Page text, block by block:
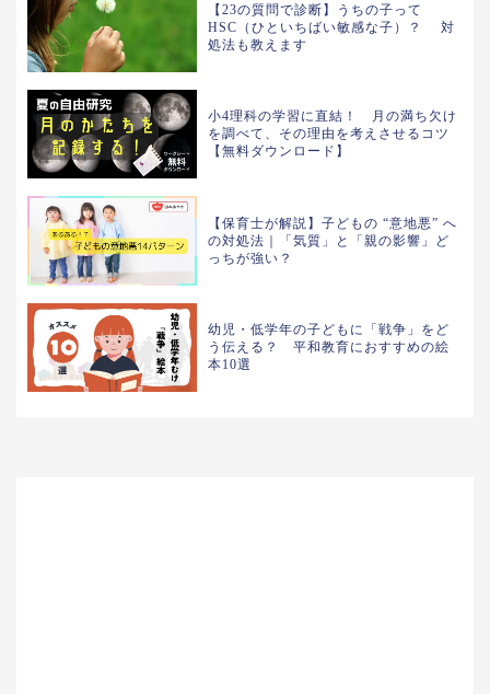
【23の質問で診断】うちの子って
HSC（ひといちばい敏感な子）？ 対
処法も教えます
小4理科の学習に直結！ 月の満ち欠け
を調べて、その理由を考えさせるコツ
【無料ダウンロード】
【保育士が解説】子どもの “意地悪” へ
の対処法｜「気質」と「親の影響」ど
っちが強い？
幼児・低学年の子どもに「戦争」をど
う伝える？ 平和教育におすすめの絵
本10選